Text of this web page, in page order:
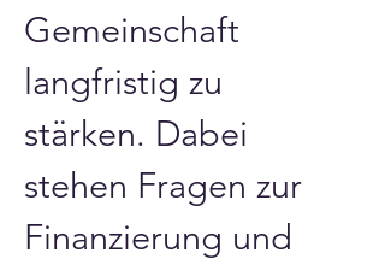
Gemeinschaft
langfristig zu
stärken. Dabei
stehen Fragen zur
Finanzierung und